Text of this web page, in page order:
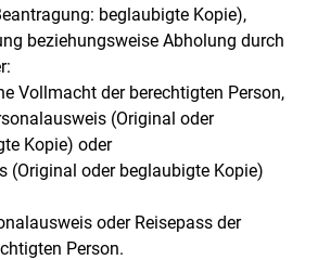
beglaubigte Kopie),
beziehungsweise Abholung durch
Vollmacht der berechtigten Person,
(Original oder
Kopie) oder
(Original oder beglaubigte Kopie)
oder Reisepass der
Person.